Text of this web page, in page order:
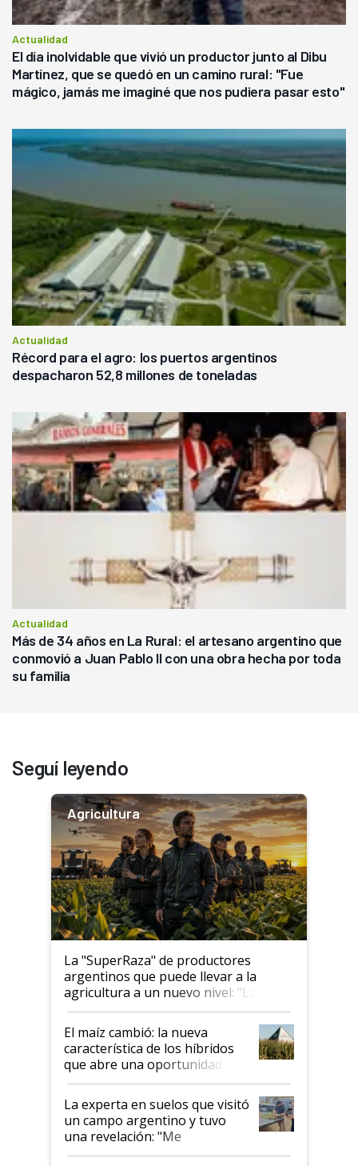
Actualidad
El día inolvidable que vivió un productor junto al Dibu
Martínez, que se quedó en un camino rural: "Fue
mágico, jamás me imaginé que nos pudiera pasar esto"
Actualidad
Récord para el agro: los puertos argentinos
despacharon 52,8 millones de toneladas
Actualidad
Más de 34 años en La Rural: el artesano argentino que
conmovió a Juan Pablo II con una obra hecha por toda
su familia
Seguí leyendo
Agricultura
La "SuperRaza" de productores
argentinos que puede llevar a la
agricultura a un nuevo nivel: "Las
posibilidades de crecimiento son
infinitas"
El maíz cambió: la nueva
característica de los híbridos
que abre una oportunidad en
el lote
La experta en suelos que visitó
un campo argentino y tuvo
una revelación: "Me
impresionó mucho"